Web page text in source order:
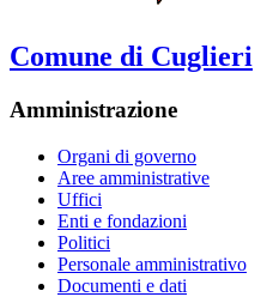
Comune di Cuglieri
Amministrazione
Organi di governo
Aree amministrative
Uffici
Enti e fondazioni
Politici
Personale amministrativo
Documenti e dati